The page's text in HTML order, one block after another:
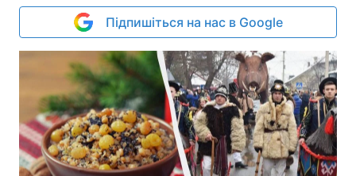
Підпишіться на нас в Google